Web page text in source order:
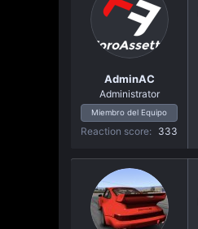
AdminAC
Administrator
Miembro del Equipo
Reaction score 333